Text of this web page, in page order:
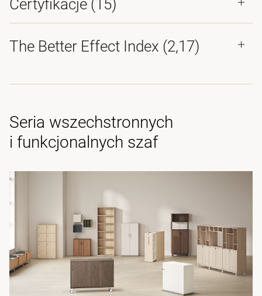
Certyfikacje (15)
The Better Effect Index (2,17)
Seria wszechstronnych
i funkcjonalnych szaf